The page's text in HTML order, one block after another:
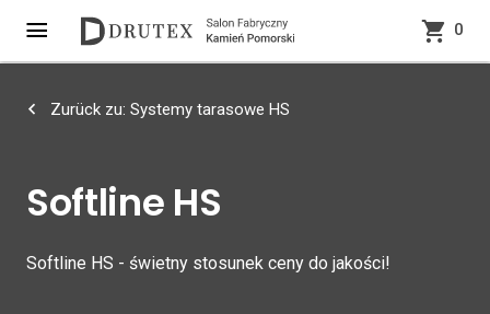
0
Zurück zu: Systemy tarasowe HS
Softline HS
Softline HS - świetny stosunek ceny do jakości!